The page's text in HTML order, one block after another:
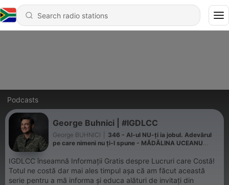
Podcasts
George Buhnici | #IGDLCC
George BUHNICI
346 - AI-ul NU-ți ia jobul. Adevărul
pe care nimeni nu ți-l spune - MĂDĂLINA UCEANU
IGDLCC înseamnă Informații Gratis despre Lucruri care Costă!
Totul ne costă dar mai ales timpul așa că am făcut această
serie pentru a mă informa și educa alături de invitați din